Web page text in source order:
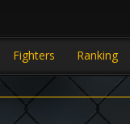
Fighters Ranking